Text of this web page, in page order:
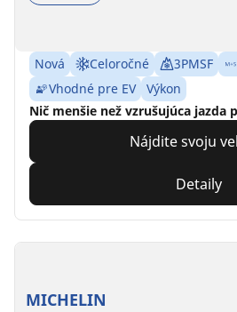
Nová Celoročné 3PMSF
Vhodné pre EV
Výkon
Nič menšie než vzrušujúca jazda
Nájdite svoju
Detaily
MICHELIN